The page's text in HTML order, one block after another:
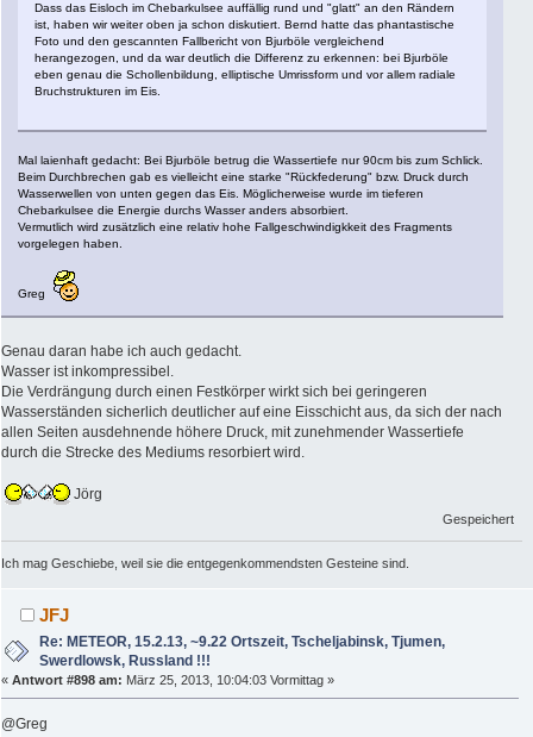
Dass das Eisloch im Chebarkulsee auffällig rund und "glatt" an den Rändern
ist, haben wir weiter oben ja schon diskutiert. Bernd hatte das phantastische
Foto und den gescannten Fallbericht von Bjurböle vergleichend
herangezogen, und da war deutlich die Differenz zu erkennen: bei Bjurböle
eben genau die Schollenbildung, elliptische Umrissform und vor allem radiale
Bruchstrukturen im Eis.
Mal laienhaft gedacht: Bei Bjurböle betrug die Wassertiefe nur 90cm bis zum Schlick.
Beim Durchbrechen gab es vielleicht eine starke "Rückfederung" bzw. Druck durch
Wasserwellen von unten gegen das Eis. Möglicherweise wurde im tieferen
Chebarkulsee die Energie durchs Wasser anders absorbiert.
Vermutlich wird zusätzlich eine relativ hohe Fallgeschwindigkkeit des Fragments
vorgelegen haben.
Greg
Genau daran habe ich auch gedacht.
Wasser ist inkompressibel.
Die Verdrängung durch einen Festkörper wirkt sich bei geringeren
Wasserständen sicherlich deutlicher auf eine Eisschicht aus, da sich der nach
allen Seiten ausdehnende höhere Druck, mit zunehmender Wassertiefe
durch die Strecke des Mediums resorbiert wird.
Jörg
Gespeichert
Ich mag Geschiebe, weil sie die entgegenkommendsten Gesteine sind.
JFJ
Re: METEOR, 15.2.13, ~9.22 Ortszeit, Tscheljabinsk, Tjumen,
Swerdlowsk, Russland !!!
« Antwort #898 am: März 25, 2013, 10:04:03 Vormittag »
@Greg